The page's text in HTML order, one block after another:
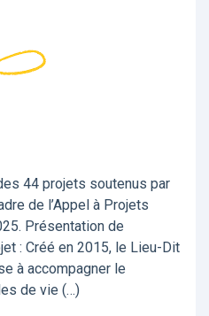
44 projets soutenus par
de l’Appel à Projets
Présentation de
: Créé en 2015, le Lieu-Dit
à accompagner le
de vie (…)